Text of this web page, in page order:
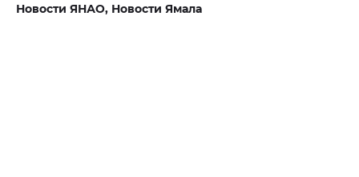
Новости ЯНАО, Новости Ямала